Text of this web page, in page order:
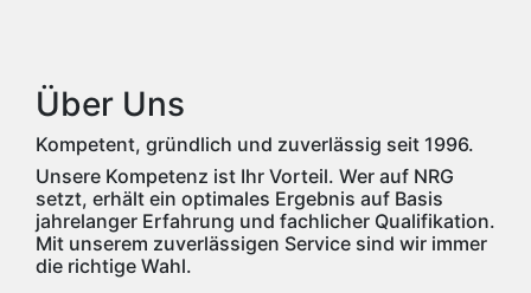
Über Uns
Kompetent, gründlich und zuverlässig seit 1996.
Unsere Kompetenz ist Ihr Vorteil. Wer auf NRG
setzt, erhält ein optimales Ergebnis auf Basis
jahrelanger Erfahrung und fachlicher Qualifikation.
Mit unserem zuverlässigen Service sind wir immer
die richtige Wahl.